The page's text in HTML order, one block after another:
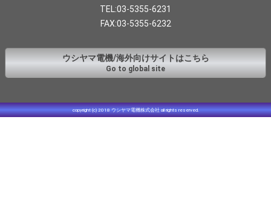
TEL:03-5355-6231
FAX:03-5355-6232
ウシヤマ電機/海外向けサイトはこちら
Go to global site
copyright (c) 2018 ウシヤマ電機株式会社 all rights reserved.